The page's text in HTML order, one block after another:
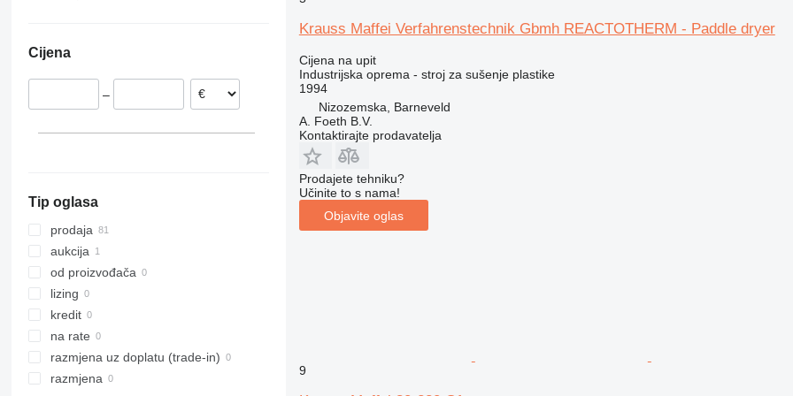
Nizozemska
Španjolska
Cijena
–
Tip oglasa
prodaja
aukcija
od proizvođača
lizing
kredit
na rate
razmjena uz doplatu (trade-in)
razmjena
Krauss Maffei Verfahrenstechnik Gbmh REACTOTHERM - Paddle dryer
Cijena na upit
Industrijska oprema - stroj za sušenje plastike
1994
Nizozemska, Barneveld
A. Foeth B.V.
Kontaktirajte prodavatelja
Prodajete tehniku?
Učinite to s nama!
Objavite oglas
9